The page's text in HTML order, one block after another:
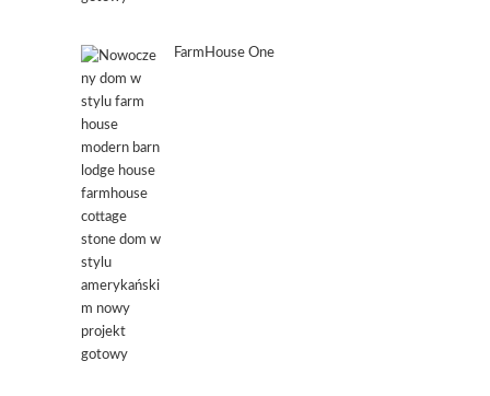
FarmHouse One